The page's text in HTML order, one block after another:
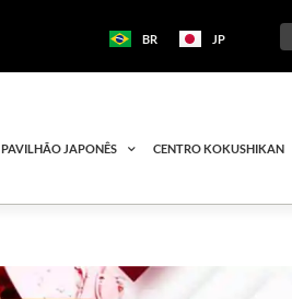
BR JP
PAVILHÃO JAPONÊS CENTRO KOKUSHIKAN